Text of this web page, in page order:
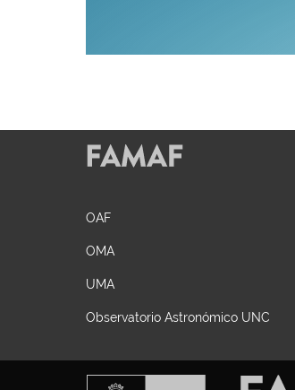
OAF
OMA
UMA
Observatorio Astronómico UNC